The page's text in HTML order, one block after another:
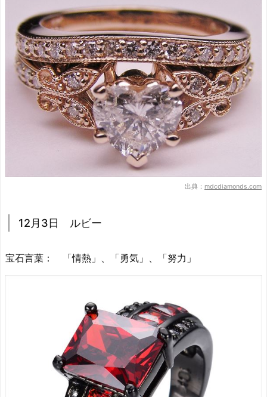
出典： mdcdiamonds.com
12月3日 ルビー
宝石言葉： 「情熱」、「勇気」、「努力」